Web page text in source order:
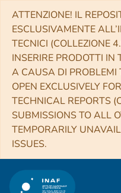
ATTENZIONE! IL
ESCLUSIVAMENTE
TECNICI (COLLEZIONE
INSERIRE PRODOTTI IN
A CAUSA DI PROBLEMI
OPEN EXCLUSIVELY
TECHNICAL REPORTS
SUBMISSIONS TO ALL
TEMPORARILY
ISSUES.